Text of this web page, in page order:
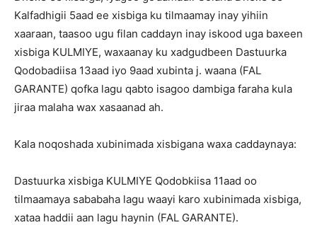
Kalfadhigii 5aad ee xisbiga ku tilmaamay inay yihiin
xaaraan, taasoo ugu filan caddayn inay iskood uga baxeen
xisbiga KULMIYE, waxaanay ku xadgudbeen Dastuurka
Qodobadiisa 13aad iyo 9aad xubinta j. waana (FAL
GARANTE) qofka lagu qabto isagoo dambiga faraha kula
jiraa malaha wax xasaanad ah.
Kala noqoshada xubinimada xisbigana waxa caddaynaya:
Dastuurka xisbiga KULMIYE Qodobkiisa 11aad oo
tilmaamaya sababaha lagu waayi karo xubinimada xisbiga,
xataa haddii aan lagu haynin (FAL GARANTE).